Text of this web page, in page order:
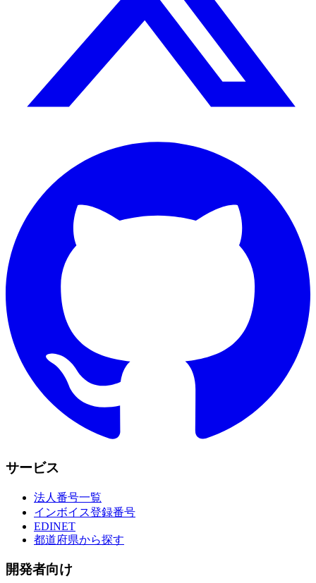
サービス
法人番号一覧
インボイス登録番号
EDINET
都道府県から探す
開発者向け